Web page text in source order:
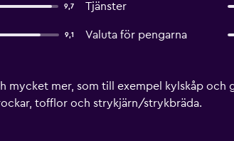
9,7 Tjänster
9,1 Valuta för pengarna
mycket mer, som till exempel kylskåp
tofflor och strykjärn/strykbräda.